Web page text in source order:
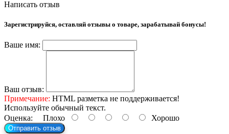
Написать отзыв
Зарегистрируйся, оставляй отзывы о товаре, зарабатывай бонусы!
Ваше имя:
Ваш отзыв:
Примечание: HTML разметка не поддерживается!
Используйте обычный текст.
Оценка: Плохо Хорошо
Отправить отзыв